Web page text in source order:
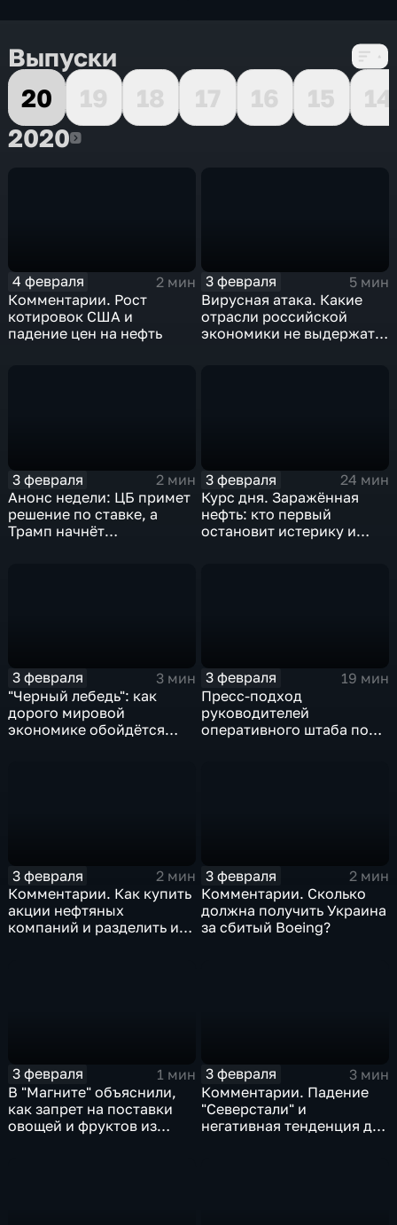
Выпуски
20
19 18 17 16 15
14
20202020
4 февраля
2 мин
Комментарии. Рост
котировок США и
падение цен на нефть
3 февраля
5 мин
Вирусная атака. Какие
отрасли российской
экономики не выдержат
3 февраля
2 мин
Анонс недели: ЦБ примет
решение по ставке, а
Трамп начнёт
3 февраля
24 мин
Курс дня. Заражённая
нефть: кто первый
остановит истерику и
3 февраля
3 мин
"Черный лебедь": как
дорого мировой
экономике обойдётся
3 февраля
19 мин
Пресс-подход
руководителей
оперативного штаба по
3 февраля
2 мин
Комментарии. Как купить
акции нефтяных
компаний и разделить их
3 февраля
2 мин
Комментарии. Сколько
должна получить Украина
за сбитый Boeing?
3 февраля
1 мин
В "Магните" объяснили,
как запрет на поставки
овощей и фруктов из
3 февраля
3 мин
Комментарии. Падение
"Северстали" и
негативная тенденция для